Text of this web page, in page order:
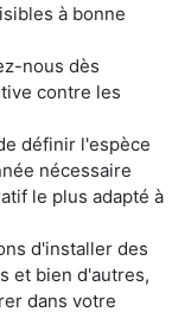
à bonne
nous dès
contre les
définir l'espèce
nécessaire
le plus adapté à
d'installer des
et bien d'autres,
dans votre